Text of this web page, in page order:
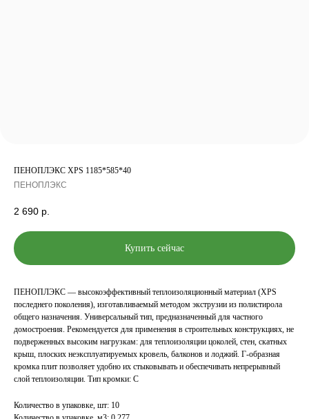
ПЕНОПЛЭКС XPS 1185*585*40
ПЕНОПЛЭКС
2 690 р.
Купить сейчас
ПЕНОПЛЭКС — высокоэффективный теплоизоляционный материал (XPS
последнего поколения), изготавливаемый методом экструзии из полистирола
общего назначения. Универсальный тип, предназначенный для частного
домостроения. Рекомендуется для применения в строительных конструкциях, не
подверженных высоким нагрузкам: для теплоизоляции цоколей, стен, скатных
крыш, плоских неэксплуатируемых кровель, балконов и лоджий. Г-образная
кромка плит позволяет удобно их стыковывать и обеспечивать непрерывный
слой теплоизоляции. Тип кромки: С
Количество в упаковке, шт: 10